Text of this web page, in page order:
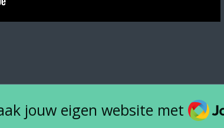
jouw eigen website met